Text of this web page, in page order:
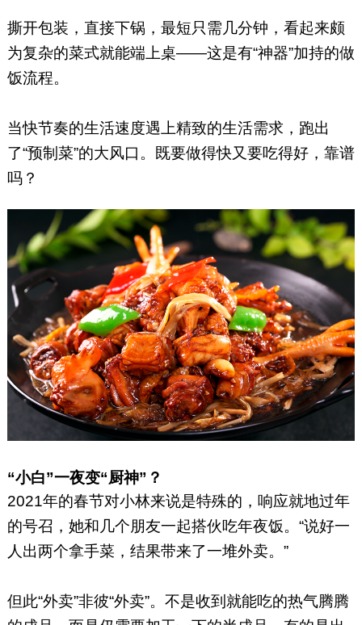
撕开包装，直接下锅，最短只需几分钟，看起来颇
为复杂的菜式就能端上桌——这是有“神器”加持的做
饭流程。
当快节奏的生活速度遇上精致的生活需求，跑出
了“预制菜”的大风口。既要做得快又要吃得好，靠谱
吗？
“小白”一夜变“厨神”？
2021年的春节对小林来说是特殊的，响应就地过年
的号召，她和几个朋友一起搭伙吃年夜饭。“说好一
人出两个拿手菜，结果带来了一堆外卖。”
但此“外卖”非彼“外卖”。不是收到就能吃的热气腾腾